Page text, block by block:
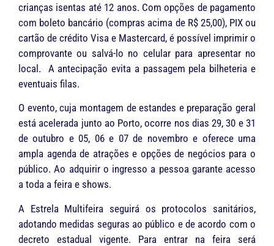
crianças isentas até 12 anos. Com opções de pagamento
com boleto bancário (compras acima de R$ 25,00), PIX ou
cartão de crédito Visa e Mastercard, é possível imprimir o
comprovante ou salvá-lo no celular para apresentar no
local. A antecipação evita a passagem pela bilheteria e
eventuais filas.
O evento, cuja montagem de estandes e preparação geral
está acelerada junto ao Porto, ocorre nos dias 29, 30 e 31
de outubro e 05, 06 e 07 de novembro e oferece uma
ampla agenda de atrações e opções de negócios para o
público. Ao adquirir o ingresso a pessoa garante acesso
a toda a feira e shows.
A Estrela Multifeira seguirá os protocolos sanitários,
adotando medidas seguras ao público e de acordo com o
decreto estadual vigente. Para entrar na feira será